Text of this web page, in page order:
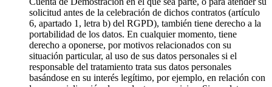
solicitud antes de la celebración de dichos contratos (artículo
6, apartado 1, letra b) del RGPD), también tiene derecho a la
portabilidad de los datos. En cualquier momento, tiene
derecho a oponerse, por motivos relacionados con su
situación particular, al uso de sus datos personales si el
responsable del tratamiento trata sus datos personales
basándose en su interés legítimo, por ejemplo, en relación con